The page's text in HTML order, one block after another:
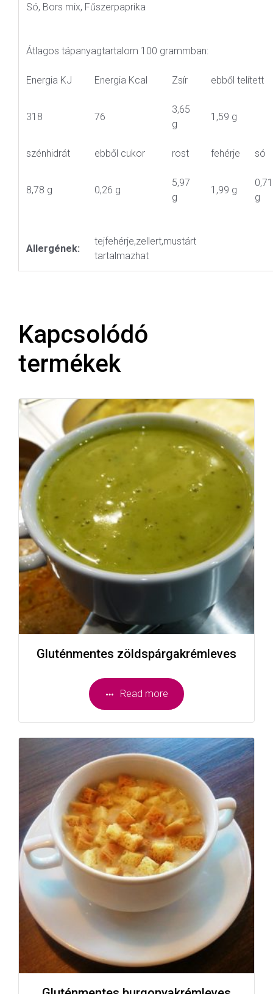
Só, Bors mix, Fűszerpaprika
Átlagos tápanyagtartalom 100 grammban:
Energia KJ Energia Kcal Zsír ebből telített
318 76
3,65
g
1,59 g
szénhidrát ebből cukor rost fehérje só
8,78 g 0,26 g
5,97
g
1,99 g
0,71
g
Allergének:
tejfehérje,zellert,mustárt
tartalmazhat
Kapcsolódó
termékek
Gluténmentes zöldspárgakrémleves
Read more